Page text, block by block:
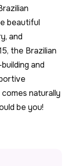
beautiful
and
the Brazilian
and
naturally
be you!